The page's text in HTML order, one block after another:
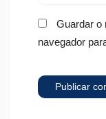
Guardar o
navegador